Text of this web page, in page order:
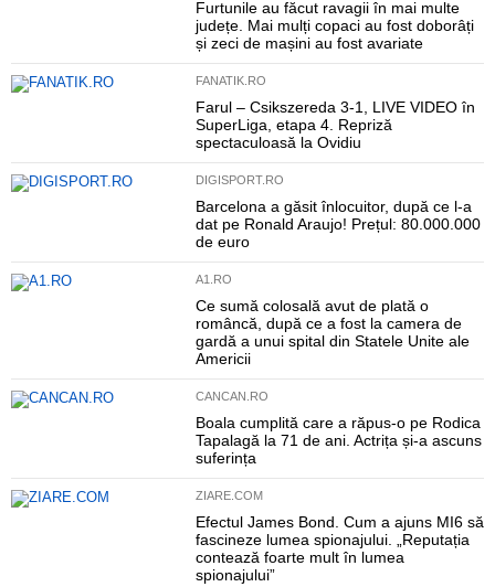
Furtunile au făcut ravagii în mai multe
județe. Mai mulți copaci au fost doborâți
și zeci de mașini au fost avariate
FANATIK.RO
Farul – Csikszereda 3-1, LIVE VIDEO în
SuperLiga, etapa 4. Repriză
spectaculoasă la Ovidiu
DIGISPORT.RO
Barcelona a găsit înlocuitor, după ce l-a
dat pe Ronald Araujo! Prețul: 80.000.000
de euro
A1.RO
Ce sumă colosală avut de plată o
româncă, după ce a fost la camera de
gardă a unui spital din Statele Unite ale
Americii
CANCAN.RO
Boala cumplită care a răpus-o pe Rodica
Tapalagă la 71 de ani. Actrița și-a ascuns
suferința
ZIARE.COM
Efectul James Bond. Cum a ajuns MI6 să
fascineze lumea spionajului. „Reputația
contează foarte mult în lumea
spionajului”